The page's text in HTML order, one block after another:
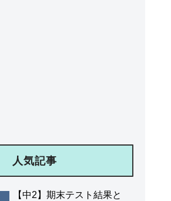
人気記事
【中2】期末テスト結果と